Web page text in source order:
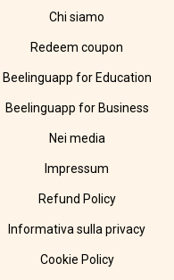
Chi siamo
Redeem coupon
Beelinguapp for Education
Beelinguapp for Business
Nei media
Impressum
Refund Policy
Informativa sulla privacy
Cookie Policy